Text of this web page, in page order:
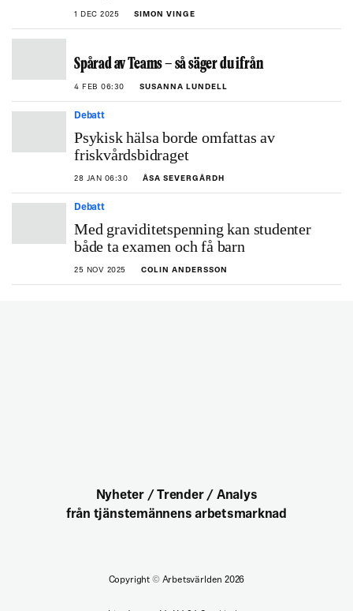
1 DEC 2025 SIMON VINGE
Spårad av Teams – så säger du ifrån
4 FEB 06:30 SUSANNA LUNDELL
Debatt
Psykisk hälsa borde omfattas av
friskvårdsbidraget
28 JAN 06:30 ÅSA SEVERGÅRDH
Debatt
Med graviditetspenning kan studenter
både ta examen och få barn
25 NOV 2025 COLIN ANDERSSON
Nyheter / Trender / Analys
från tjänstemännens arbetsmarknad
Copyright ©Arbetsvärlden 2026